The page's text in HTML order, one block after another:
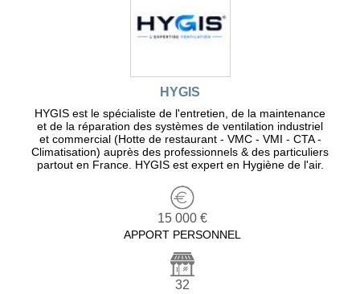
HYGIS
HYGIS est le spécialiste de l'entretien, de la maintenance
et de la réparation des systèmes de ventilation industriel
et commercial (Hotte de restaurant - VMC - VMI - CTA -
Climatisation) auprès des professionnels & des particuliers
partout en France. HYGIS est expert en Hygiène de l'air.
15 000 €
APPORT PERSONNEL
32